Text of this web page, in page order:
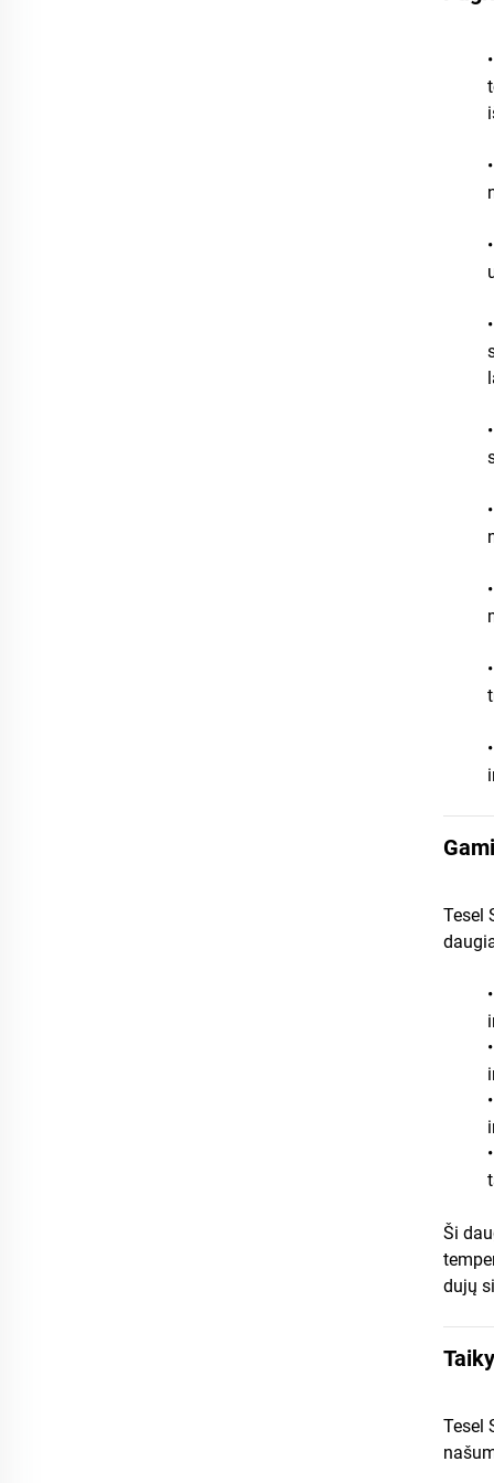
•
•
•
•
•
•
•
•
•
Tesel
•
•
•
•
Ši
dujų
Tesel